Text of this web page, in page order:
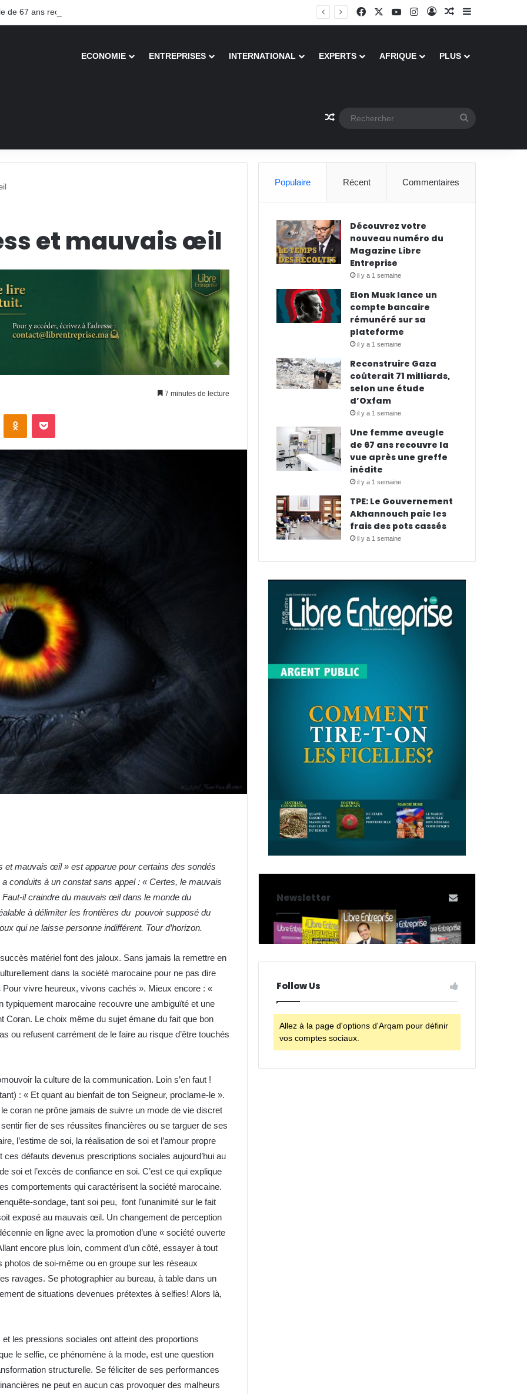
de 67 ans recouvre la vue après une greffe inédite Facebook YouTubeInstagramConnexionArticle Aléatoire
ECONOMIE ENTREPRISES INTERNATIONAL EXPERTS AFRIQUE PLUS
Article Aléatoire
et mauvais œil
7 minutes de lecture
et mauvais œil » est apparue pour certains des sondés
conduits à un constat sans appel : « Certes, le mauvais
il craindre du mauvais œil dans le monde du
à délimiter les frontières du pouvoir supposé du
qui ne laisse personne indifférent. Tour d’horizon.
matériel font des jaloux. Sans jamais la remettre en
dans la société marocaine pour ne pas dire
vivre heureux, vivons cachés ». Mieux encore : «
marocaine recouvre une ambiguïté et une
Coran. Le choix même du sujet émane du fait que bon
ou refusent carrément de le faire au risque d’être touchés
la culture de la communication. Loin s’en faut !
: « Et quant au bienfait de ton Seigneur, proclame-le ».
fier de ses réussites financières ou se targuer de ses
l’estime de soi, la réalisation de soi et l’amour propre
défauts devenus prescriptions sociales aujourd’hui au
soi et l’excès de confiance en soi. C’est ce qui explique
comportements qui caractérisent la société marocaine.
sondage, tant soi peu, font l’unanimité sur le fait
exposé au mauvais œil. Un changement de perception
en ligne avec la promotion d’une « société ouverte
encore plus loin, comment d’un côté, essayer à tout
photos de soi-même ou en groupe sur les réseaux
ravages. Se photographier au bureau, à table dans un
de situations devenues prétextes à selfies! Alors là,
les pressions sociales ont atteint des proportions
le selfie, ce phénomène à la mode, est une question
structurelle. Se féliciter de ses performances
ne peut en aucun cas provoquer des malheurs
Populaire Récent Commentaires
Découvrez votre
nouveau numéro du
Magazine Libre
Entreprise
il y a 1 semaine
Elon Musk lance un
compte bancaire
rémunéré sur sa
plateforme
il y a 1 semaine
Reconstruire Gaza
coûterait 71 milliards,
selon une étude
d’Oxfam
il y a 1 semaine
Une femme aveugle
de 67 ans recouvre la
vue après une greffe
inédite
il y a 1 semaine
TPE: Le Gouvernement
Akhannouch paie les
frais des pots cassés
il y a 1 semaine
Newsletter
Follow Us
Allez à la page d'options d'Arqam pour définir
vos comptes sociaux.